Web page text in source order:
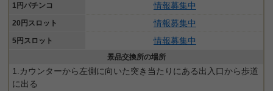
1円パチンコ 情報募集中
20円スロット 情報募集中
5円スロット 情報募集中
景品交換所の場所
1.カウンターから左側に向いた突き当たりにある出入口から歩道
に出る